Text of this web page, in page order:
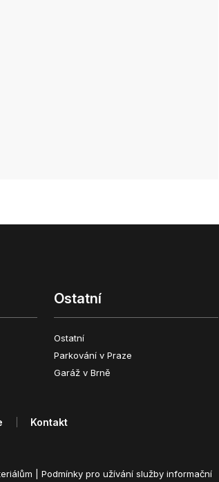
Ostatní
Ostatní
Parkování v Praze
Garáž v Brně
Kontakt
Podmínky pro užívání služby informační